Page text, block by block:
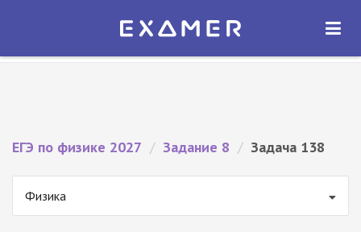
Экзамер — ЕГЭ 2027
ОТКРЫТЬ
ЕГЭ по физике 2027 / Задание 8 / Задача 138
Физика